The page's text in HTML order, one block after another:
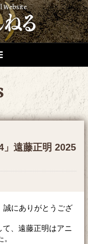
Website
」遠藤正明 2025
誠にありがとうござ
、遠藤正明はアニ